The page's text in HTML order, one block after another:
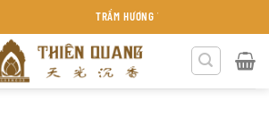
TRẦM HƯƠNG THIÊN QUANG KHÁNH HÒA